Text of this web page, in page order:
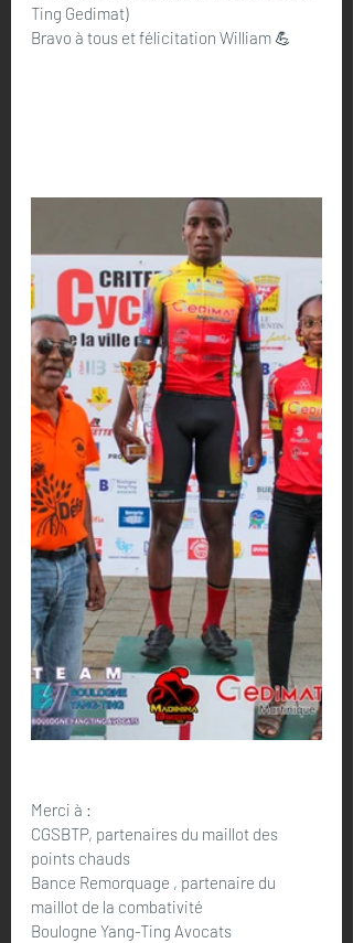
Ting Gedimat)
Bravo à tous et félicitation William 💪
Merci à :
CGSBTP, partenaires du maillot des
points chauds
Bance Remorquage , partenaire du
maillot de la combativité
Boulogne Yang-Ting Avocats